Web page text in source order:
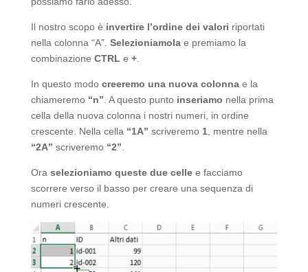
Il nostro scopo è invertire l’ordine dei valori riportati
nella colonna “A”. Selezioniamola e premiamo la
combinazione CTRL e +.
In questo modo creeremo una nuova colonnae la
chiameremo “n” . A questo punto inseriamo nella prima
cella della nuova colonna i nostri numeri, in ordine
crescente. Nella cella “1A” scriveremo 1, mentre nella
“2A” scriveremo “2”
Ora selezioniamo queste due cellee facciamo
scorrere verso il basso per creare una sequenza di
numeri crescente.